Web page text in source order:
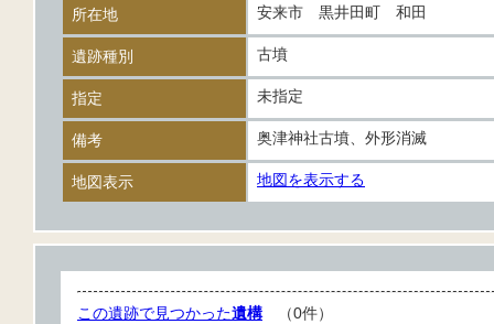
所在地 安来市 黒井田町 和田
遺跡種別 古墳
指定 未指定
備考 奥津神社古墳、外形消滅
地図表示 地図を表示する
この遺跡で見つかった遺構（0件）